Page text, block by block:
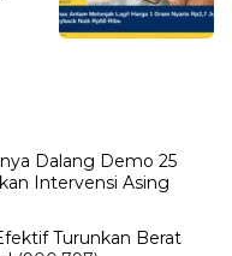
Dalang Demo 25
Intervensi Asing
Turunkan Berat